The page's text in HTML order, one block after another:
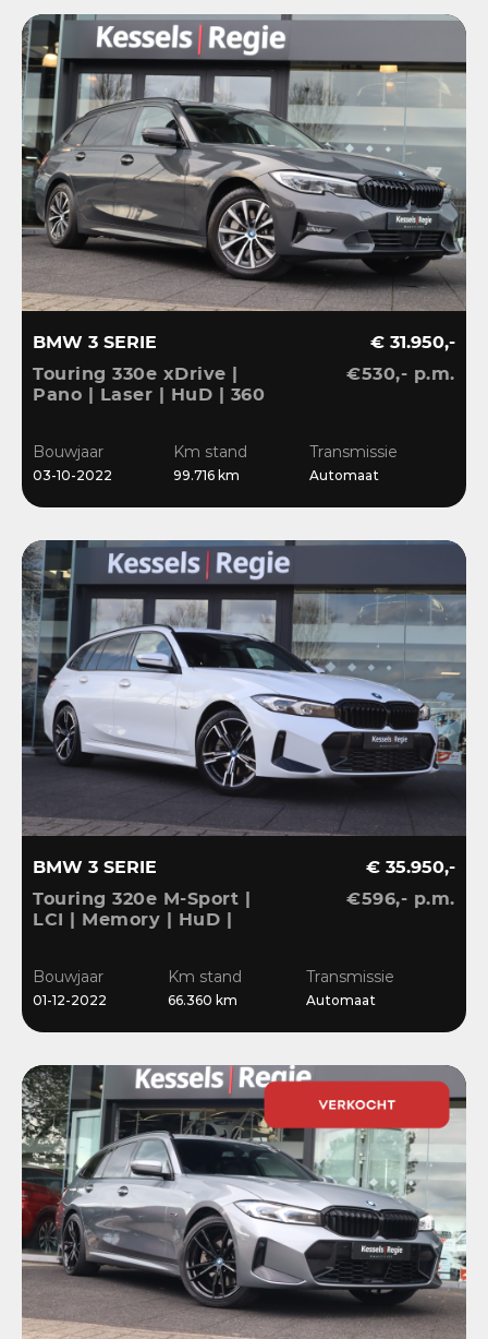
BMW 3 SERIE
Touring 330e xDrive |
Pano | Laser | HuD | 360
Dravit
€ 31.950,-
€530,- p.m.
Bouwjaar
03-10-2022
Km stand
99.716 km
Transmissie
Automaat
BMW 3 SERIE
Touring 320e M-Sport |
LCI | Memory | HuD |
Stoelverwarming
€ 35.950,-
€596,- p.m.
Bouwjaar
01-12-2022
Km stand
66.360 km
Transmissie
Automaat